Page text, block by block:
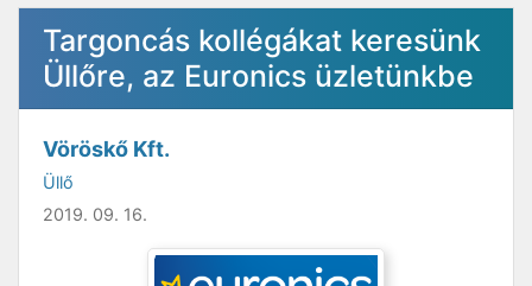
Targoncás kollégákat keresünk
Üllőre, az Euronics üzletünkbe
Vöröskő Kft.
Üllő
2019. 09. 16.